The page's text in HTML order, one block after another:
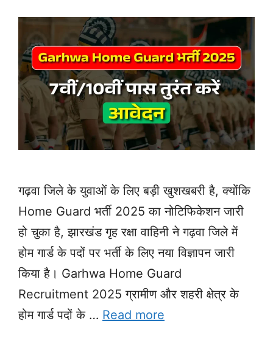
गढ़वा जिले के युवाओं के लिए बड़ी खुशखबरी है, क्योंकि
Home Guard भर्ती 2025 का नोटिफिकेशन जारी
हो चुका है, झारखंड गृह रक्षा वाहिनी ने गढ़वा जिले में
होम गार्ड के पदों पर भर्ती के लिए नया विज्ञापन जारी
किया है। Garhwa Home Guard
Recruitment 2025 ग्रामीण और शहरी क्षेत्र के
होम गार्ड पदों के … Read more